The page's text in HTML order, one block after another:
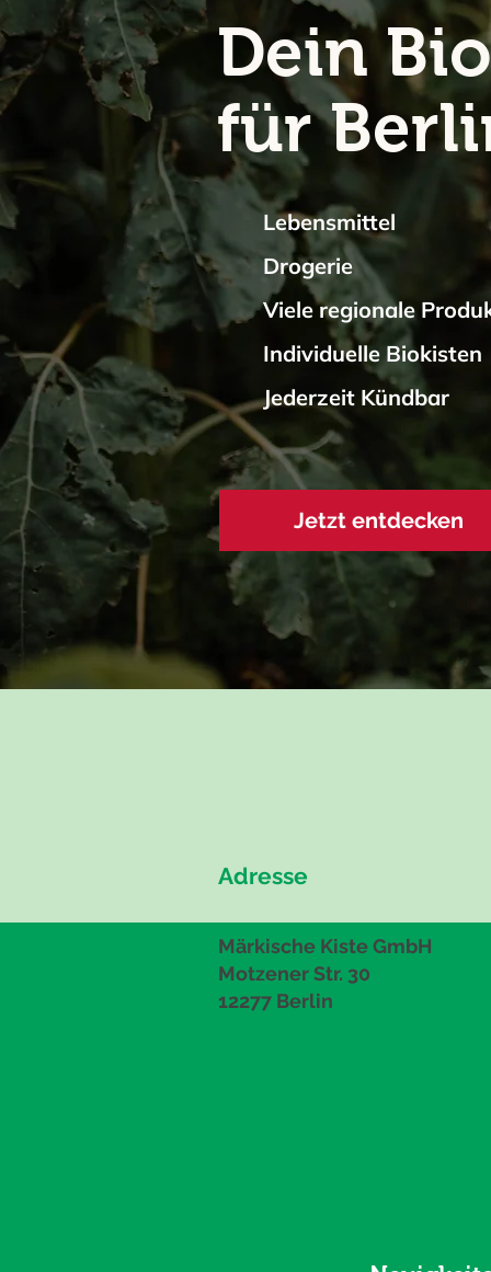
Dein
für
Lebensmittel
Drogerie
Viele regionale
Individuelle Biokisten
Jederzeit Kündbar
Jetzt entdecken
Adresse
Märkische Kiste GmbH
Motzener Str. 30
12277 Berlin